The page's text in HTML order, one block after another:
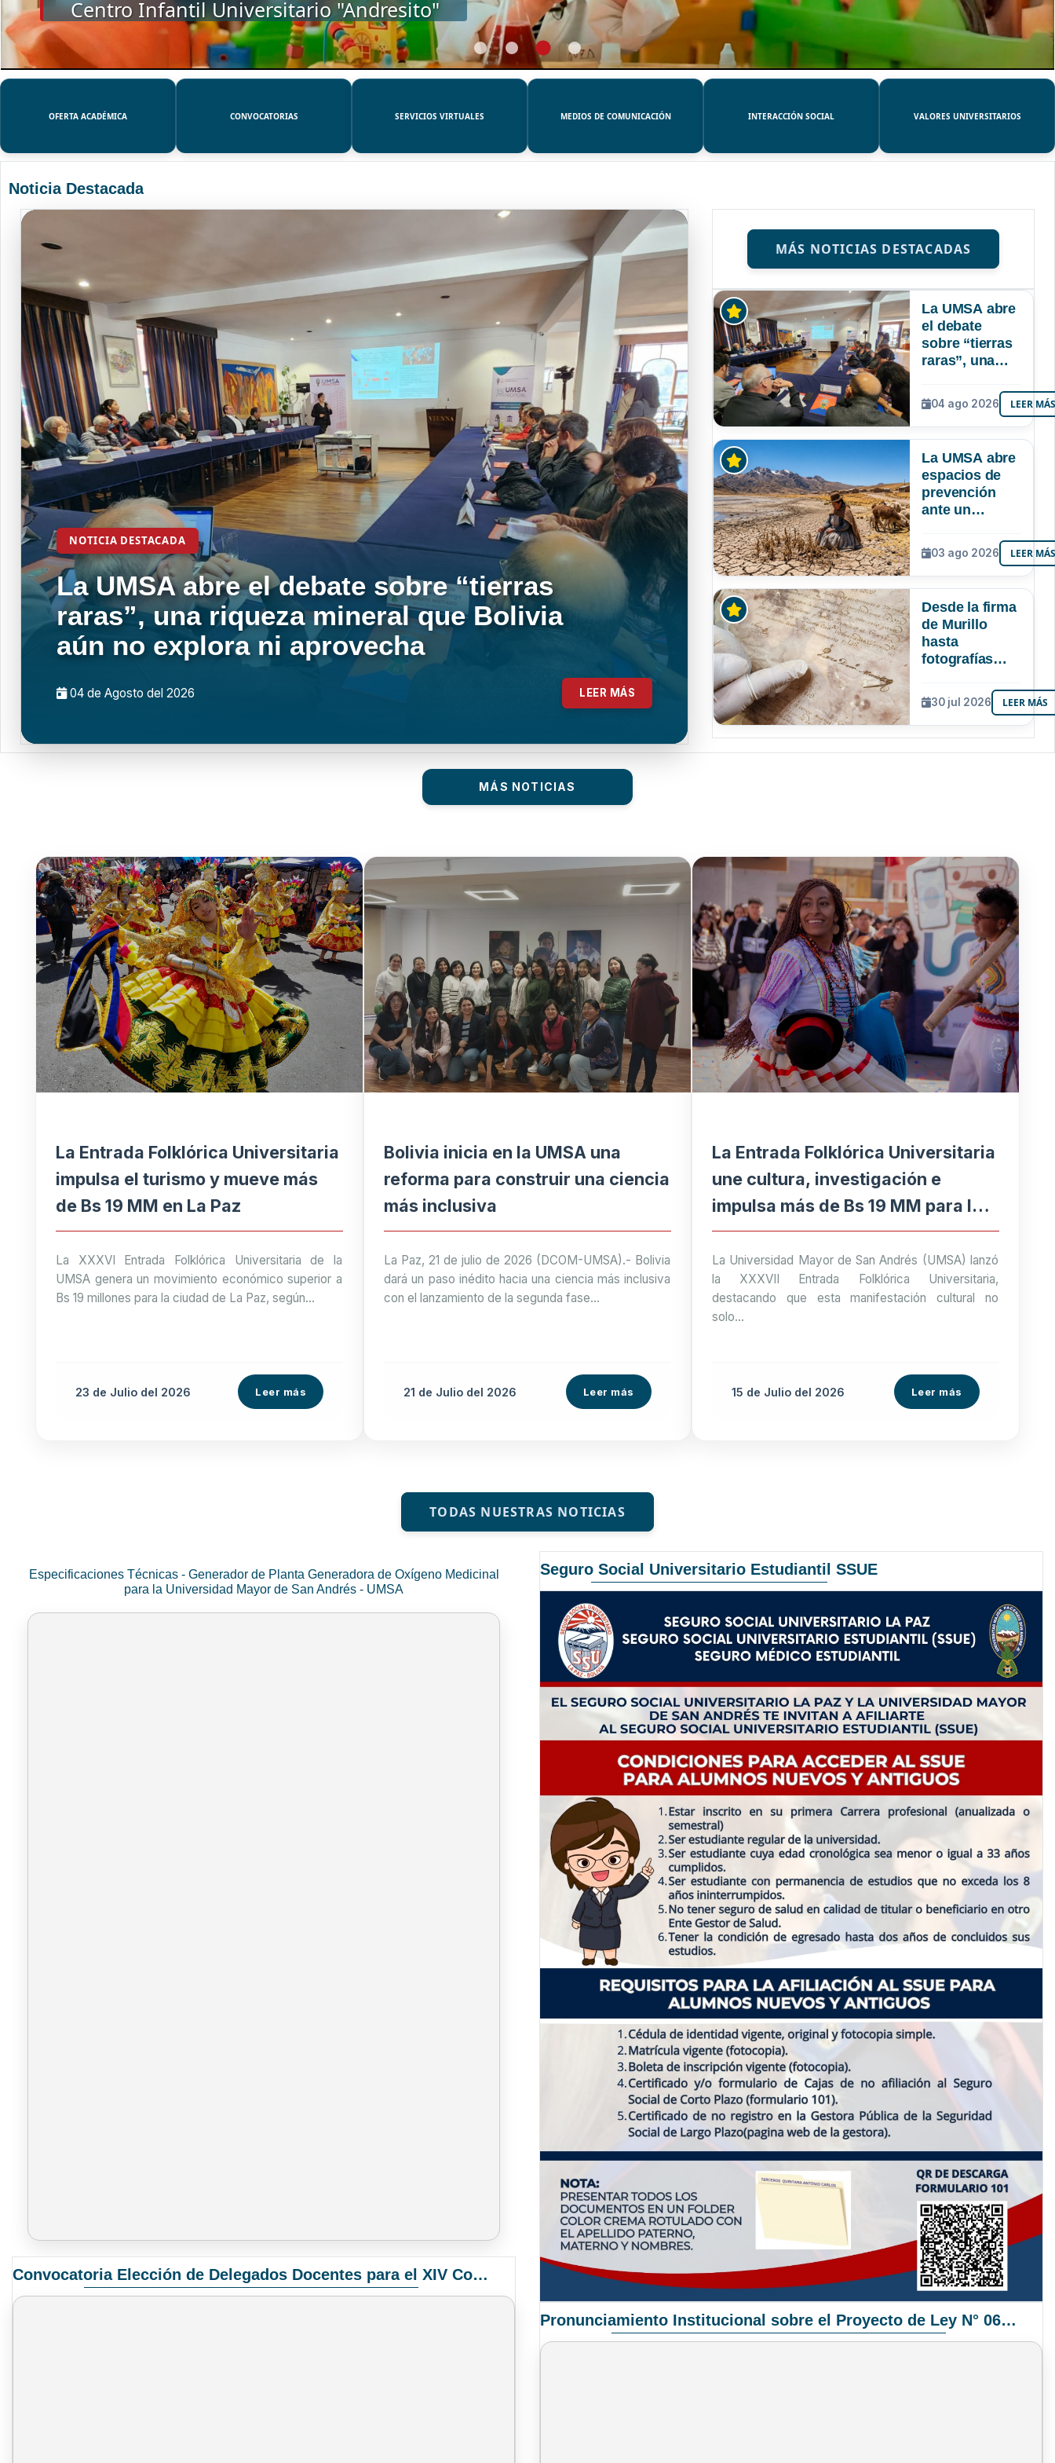
SSUE
OFERTA ACADÉMICA CONVOCATORIAS SERVICIOS VIRTUALES MEDIOS DE COMUNICACIÓN INTERACCIÓN SOCIAL VALORES UNIVERSITARIOS
Noticia Destacada
NOTICIA DESTACADA
La UMSA abre el debate sobre “tierras
raras”, una riqueza mineral que Bolivia
aún no explora ni aprovecha
04 de Agosto del 2026 LEER MÁS
MÁS NOTICIAS DESTACADAS
La UMSA abre
el debate
sobre “tierras
raras”, una
mineral que
Bolivia aún no
explora ni
04 ago 2026 LEER
La UMSA abre
espacios de
prevención
ante un
Niño que
podría superar
a los tres
Bolivia
03 ago 2026 LEER
Desde la firma
de Murillo
hasta
fotografías
UMSA
resguarda 6
joyas de la
30 jul 2026 LEER MÁS
MÁS NOTICIAS
La Entrada Folklórica Universitaria
impulsa el turismo y mueve más
de Bs 19 MM en La Paz
La XXXVI Entrada Folklórica Universitaria de la
UMSA genera un movimiento económico superior a
Bs 19 millones para la ciudad de La Paz, según...
23 de Julio del 2026 Leer más
Bolivia inicia en la UMSA una
reforma para construir una ciencia
más inclusiva
La Paz, 21 de julio de 2026 (DCOM-UMSA).- Bolivia
dará un paso inédito hacia una ciencia más inclusiva
con el lanzamiento de la segunda fase...
21 de Julio del 2026 Leer más
La Entrada Folklórica Universitaria
une cultura, investigación e
impulsa más de Bs 19 MM para la
economía paceña
La Universidad Mayor de San Andrés (UMSA) lanzó
la XXXVII Entrada Folklórica Universitaria,
destacando que esta manifestación cultural no
solo...
15 de Juliodel 2026 Leer más
TODAS NUESTRAS NOTICIAS
Especificaciones Técnicas - Generador de Planta Generadora de Oxígeno Medicinal
para la Universidad Mayor de San Andrés - UMSA
Convocatoria Elección de Delegados Docentes para el XIV Congreso Nacional de Universidades
Seguro Social Universitario Estudiantil SSUE
Pronunciamiento Institucional sobre el Proyecto de Ley N° 068/2025-2026 C.S.